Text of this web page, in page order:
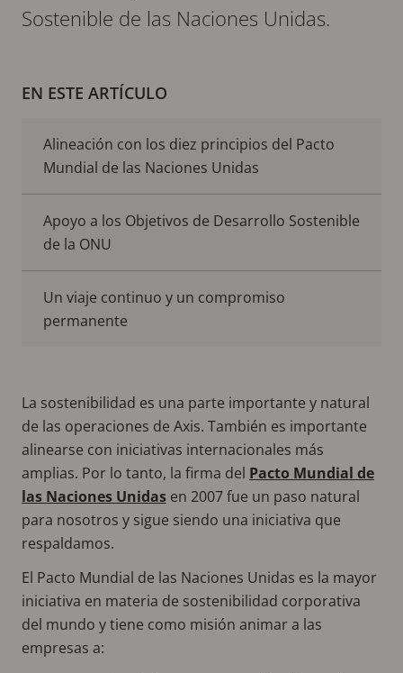
Sostenible de las Naciones Unidas.
EN ESTE ARTÍCULO
Alineación con los diez principios del Pacto
Mundial de las Naciones Unidas
Apoyo a los Objetivos de Desarrollo Sostenible
de la ONU
Un viaje continuo y un compromiso
permanente
La sostenibilidad es una parte importante y natural
de las operaciones de Axis. También es importante
alinearse con iniciativas internacionales más
amplias. Por lo tanto, la firma del Pacto Mundial de
las Naciones Unidas en 2007 fue un paso natural
para nosotros y sigue siendo una iniciativa que
respaldamos.
El Pacto Mundial de las Naciones Unidas es la mayor
iniciativa en materia de sostenibilidad corporativa
del mundo y tiene como misión animar a las
empresas a: